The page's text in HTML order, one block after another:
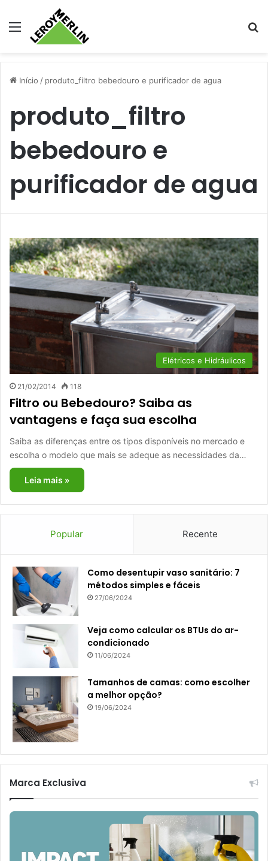
Menu
Início / produto_filtro bebedouro e purificador de agua
produto_filtro
bebedouro e
purificador de agua
Elétricos e Hidráulicos
21/02/2014 118
Filtro ou Bebedouro? Saiba as
vantagens e faça sua escolha
Saiba as diferenças entre os tipos disponíveis no mercado e
escolha o modelo que mais se adeque as necessidades da…
Leia mais »
Popular Recente
Como desentupir vaso sanitário: 7
métodos simples e fáceis
27/06/2024
Veja como calcular os BTUs do ar-
condicionado
11/06/2024
Tamanhos de camas: como escolher
a melhor opção?
19/06/2024
Marca Exclusiva